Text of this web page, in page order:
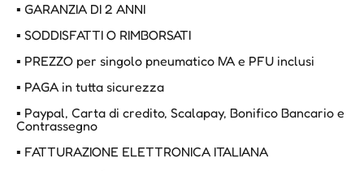
▪ GARANZIA DI 2 ANNI
▪ SODDISFATTI O RIMBORSATI
▪ PREZZO per singolo pneumatico IVA e PFU inclusi
▪ PAGA in tutta sicurezza
▪ Paypal, Carta di credito, Scalapay, Bonifico Bancario e
Contrassegno
▪ FATTURAZIONE ELETTRONICA ITALIANA